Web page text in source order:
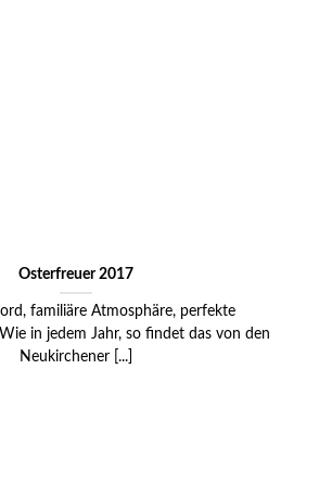
Osterfreuer 2017
familiäre Atmosphäre, perfekte
in jedem Jahr, so findet das von den
Neukirchener [...]